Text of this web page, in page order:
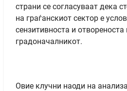
страни се согласуваат дека
на граѓанскиот сектор е
сензитивноста и отвореноста
градоначалникот.
Овие клучни наоди на